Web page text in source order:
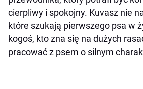
cierpliwy i spokojny. Kuvasz nie
które szukają pierwszego psa w
kogoś, kto zna się na dużych
pracować z psem o silnym